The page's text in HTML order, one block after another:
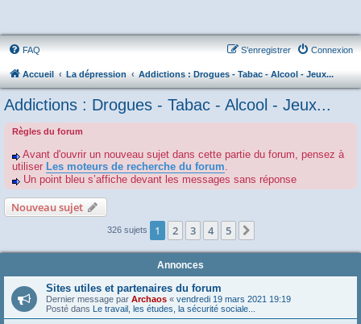
FAQ Connexion
S’enregistrer
Accueil La dépression Addictions : Drogues - Tabac - Alcool - Jeux...
Addictions : Drogues - Tabac - Alcool - Jeux...
Règles du forum
Avant d'ouvrir un nouveau sujet dans cette partie du forum, pensez à
utiliser Les moteurs de recherche du forum.
Un point bleu s’affiche devant les messages sans réponse
Nouveau sujet
326 sujets 1 2 3 4 5
Annonces
Sites utiles et partenaires du forum
Dernier message par Archaos « vendredi 19 mars 2021 19:19
Posté dans Le travail, les études, la sécurité sociale...